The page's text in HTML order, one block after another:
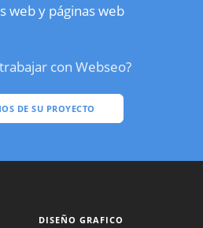
web y páginas web
con Webseo?
DE SU PROYECTO
DISEÑO GRAFICO